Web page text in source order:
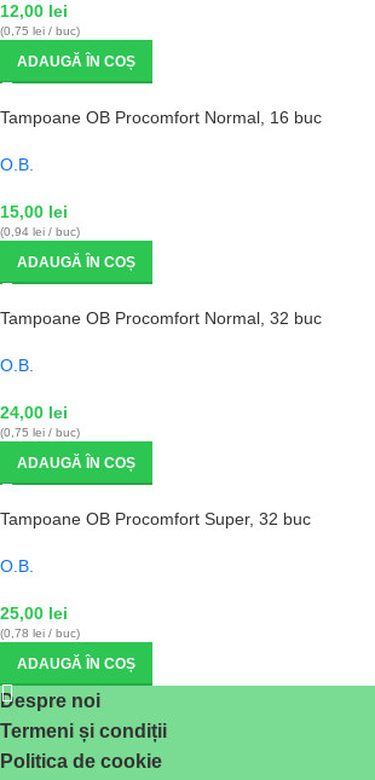
12,00 lei
(0,75 lei / buc)
ADAUGĂ ÎN COȘ
Tampoane OB Procomfort Normal, 16 buc
O.B.
15,00 lei
(0,94 lei / buc)
ADAUGĂ ÎN COȘ
Tampoane OB Procomfort Normal, 32 buc
O.B.
24,00 lei
(0,75 lei / buc)
ADAUGĂ ÎN COȘ
Tampoane OB Procomfort Super, 32 buc
O.B.
25,00 lei
(0,78 lei / buc)
ADAUGĂ ÎN COȘ
Despre noi
Termeni și condiții
Politica de cookie